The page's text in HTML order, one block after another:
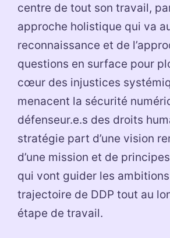
centre de tout son travail,
approche holistique qui va
reconnaissance et de
questions en surface pour
cœur des injustices
menacent la sécurité
défenseur.e.s des droits
stratégie part d’une vision
d’une mission et de
qui vont guider les
trajectoire de DDP tout au
étape de travail.